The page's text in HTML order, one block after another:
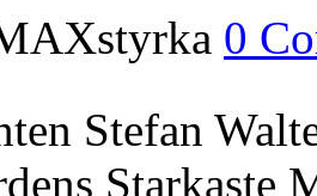
0
Stefan
Starkaste